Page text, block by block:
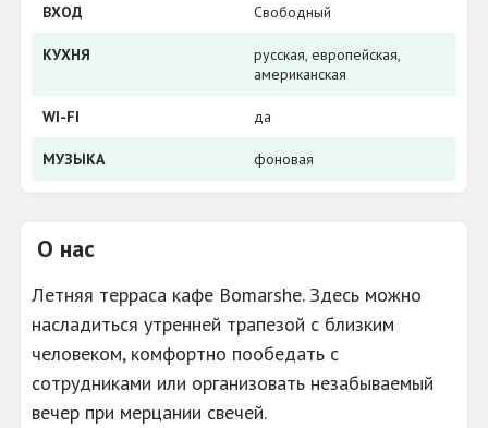
ВХОД Свободный
КУХНЯ
русская, европейская,
американская
WI-FI да
МУЗЫКА фоновая
О нас
Летняя терраса кафе Bomarshe. Здесь можно
насладиться утренней трапезой с близким
человеком, комфортно пообедать с
сотрудниками или организовать незабываемый
вечер при мерцании свечей.